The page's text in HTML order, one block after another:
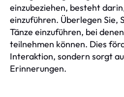
einzubeziehen, besteht
einzuführen. Überlegen Sie,
Tänze einzuführen, bei
teilnehmen können. Dies
Interaktion, sondern sorgt
Erinnerungen.